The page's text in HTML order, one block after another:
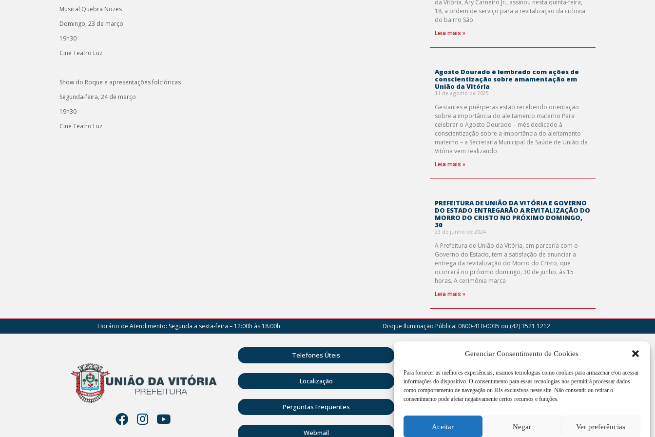
Gerenciar Consentimento de Cookies
Para fornecer as melhores experiências, usamos tecnologias como cookies para armazenar e/ou acessar
informações do dispositivo. O consentimento para essas tecnologias nos permitirá processar dados
como comportamento de navegação ou IDs exclusivos neste site. Não consentir ou retirar o
consentimento pode afetar negativamente certos recursos e funções.
Aceitar Negar Ver preferências
Musical Quebra Nozes
Domingo, 23 de março
19h30
Cine Teatro Luz
Show do Roque e apresentações folclóricas
Segunda-feira, 24 de março
19h30
Cine Teatro Luz
da Vitória, Ary Carneiro Jr., assinou nesta quinta-feira,
18, a ordem de serviço para a revitalização da ciclovia
do bairro São
Leia mais »
Agosto Dourado é lembrado com ações de
conscientização sobre amamentação em
União da Vitória
11 de agosto de 2025
Gestantes e puérperas estão recebendo orientação
sobre a importância do aleitamento materno Para
celebrar o Agosto Dourado – mês dedicado à
conscientização sobre a importância do aleitamento
materno – a Secretaria Municipal de Saúde de União da
Vitória vem realizando
Leia mais »
PREFEITURA DE UNIÃO DA VITÓRIA E GOVERNO
DO ESTADO ENTREGARÃO A REVITALIZAÇÃO DO
MORRO DO CRISTO NO PRÓXIMO DOMINGO,
30
23 de junho de 2024
A Prefeitura de União da Vitória, em parceria com o
Governo do Estado, tem a satisfação de anunciar a
entrega da revitalização do Morro do Cristo, que
ocorrerá no próximo domingo, 30 de junho, às 15
horas. A cerimônia marca
Leia mais »
Horário de Atendimento: Segunda a sexta-feira – 12:00h às 18:00h Disque Iluminação Pública: 0800-410-0035 ou (42) 3521 1212
Telefones Úteis
Localização
Perguntas Frequentes
Webmail
Rua Doutor Cruz Machado, 205 - Centro - União da
Atendimento de segunda a sexta-feira das 12:00h às
18:00h
(42) 3521 1200
ouvidoria@uniaodavitoria.pr.gov.br